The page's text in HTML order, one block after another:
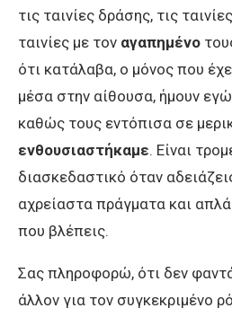
τις ταινίες δράσης, τις
ταινίες με τον αγαπημένο
ότι κατάλαβα, ο μόνος που
μέσα στην αίθουσα, ήμουν
καθώς τους εντόπισα σε
ενθουσιαστήκαμε. Είναι
διασκεδαστικό όταν
αχρείαστα πράγματα και απλά
που βλέπεις.
Σας πληροφορώ, ότι δεν
άλλον για τον συγκεκριμένο